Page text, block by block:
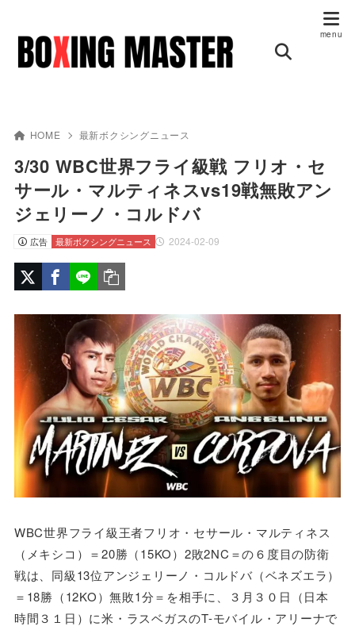
HOME 最新ボクシングニュース
3/30 WBC世界フライ級戦 フリオ・セ
サール・マルティネスvs19戦無敗アン
ジェリーノ・コルドバ
広告 2024-02-09
最新ボクシングニュース
WBC世界フライ級王者フリオ・セサール・マルティネス
（メキシコ）＝20勝（15KO）2敗2NC＝の６度目の防衛
戦は、同級13位アンジェリーノ・コルドバ（ベネズエラ）
＝18勝（12KO）無敗1分＝を相手に、３月３０日（日本
時間３１日）に米・ラスベガスのT-モバイル・アリーナで